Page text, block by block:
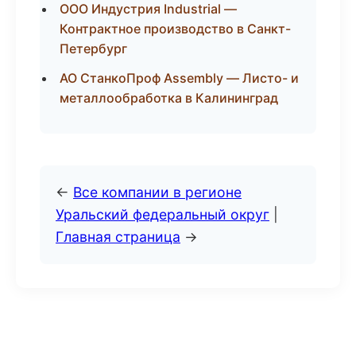
ООО Индустрия Industrial —
Контрактное производство в Санкт-
Петербург
АО СтанкоПроф Assembly — Листо- и
металлообработка в Калининград
← Все компании в регионе
Уральский федеральный округ
Главная страница →